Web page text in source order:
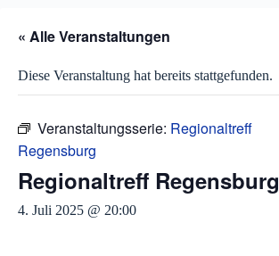
« Alle Veranstaltungen
Diese Veranstaltung hat bereits stattgefunden.
Veranstaltungsserie: Regionaltreff
Regensburg
Regionaltreff Regensburg
4. Juli 2025 @ 20:00